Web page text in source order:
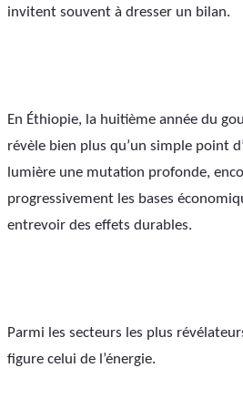
invitent souvent à dresser un bilan.
En Éthiopie, la huitième année du
révèle bien plus qu’un simple point
lumière une mutation profonde,
progressivement les bases
entrevoir des effets durables.
Parmi les secteurs les plus
figure celui de l’énergie.